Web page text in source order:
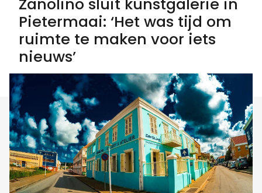
Pietermaai: ‘Het was tijd om
ruimte te maken voor iets
nieuws’